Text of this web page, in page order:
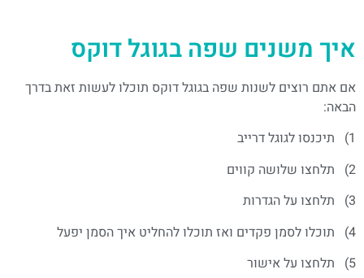
איך משנים שפה בגוגל דוקס
אם אתם רוצים לשנות שפה בגוגל דוקס תוכלו לעשות זאת בדרך
הבאה:
1) תיכנסו לגוגל דרייב
2) תלחצו שלושה קווים
3) תלחצו על הגדרות
4) תוכלו לסמן פקדים ואז תוכלו להחליט איך הסמן יפעל
5) תלחצו על אישור